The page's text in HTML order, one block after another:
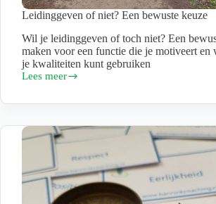
Leidinggeven of niet? Een bewuste keuze
Wil je leidinggeven of toch niet? Een
maken voor een functie die je motiveert en
je kwaliteiten kunt gebruiken
Lees meer
Leidinggeven
niet?
bewuste
keuze